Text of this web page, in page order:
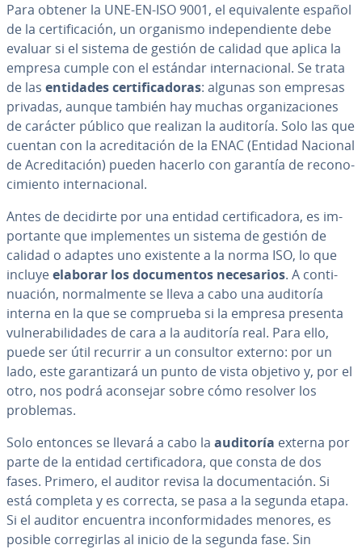
Para obtener la UNE-EN-ISO 9001, el equi­va­le­n­te español
de la ce­r­ti­fi­ca­ción, un organismo in­de­pe­n­die­n­te debe
evaluar si el sistema de gestión de calidad que aplica la
empresa cumple con el estándar in­te­r­na­cio­nal. Se trata
de las entidades ce­r­ti­fi­ca­do­ras: algunas son empresas
privadas, aunque también hay muchas or­ga­ni­za­cio­nes
de carácter público que realizan la auditoría. Solo las que
cuentan con la acre­di­ta­ción de la ENAC (Entidad Nacional
de Acre­di­ta­ción) pueden hacerlo con garantía de re­co­no­
ci­mie­n­to in­te­r­na­cio­nal.
Antes de decidirte por una entidad ce­r­ti­fi­ca­do­ra, es im­
po­r­ta­n­te que im­ple­me­n­tes un sistema de gestión de
calidad o adaptes uno existente a la norma ISO, lo que
incluyeelaborar los do­cu­me­n­tos ne­ce­sa­rios. A co­n­ti­
nua­ción, no­r­ma­l­me­n­te se lleva a cabo una auditoría
interna en la que se comprueba si la empresa presenta
vu­l­ne­ra­bi­li­da­des de cara a la auditoría real. Para ello,
puede ser útil recurrir a un consultor externo: por un
lado, este ga­ra­n­ti­za­rá un punto de vista objetivo y, por el
otro, nos podrá aconsejar sobre cómo resolver los
problemas.
Solo entonces se llevará a cabo la auditoría externa por
parte de la entidad ce­r­ti­fi­ca­do­ra, que consta de dos
fases. Primero, el auditor revisa la do­cu­me­n­ta­ción. Si
está completa y es correcta, se pasa a la segunda etapa.
Si el auditor encuentra in­co­n­fo­r­mi­da­des menores, es
posible co­rre­gi­r­las al inicio de la segunda fase. Sin